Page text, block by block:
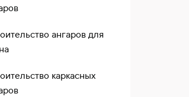
ангаров для
каркасных